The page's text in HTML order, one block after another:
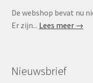
De webshop bevat nu
Er zijn... Lees meer →
Nieuwsbrief